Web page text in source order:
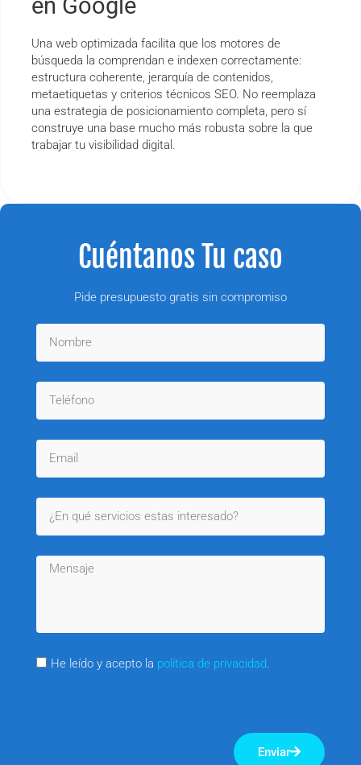
en Google
Una web optimizada facilita que los motores de
búsqueda la comprendan e indexen correctamente:
estructura coherente, jerarquía de contenidos,
metaetiquetas y criterios técnicos SEO. No reemplaza
una estrategia de posicionamiento completa, pero sí
construye una base mucho más robusta sobre la que
trabajar tu visibilidad digital.
Cuéntanos Tu caso
Pide presupuesto gratis sin compromiso
He leído y acepto la política de privacidad.
Enviar